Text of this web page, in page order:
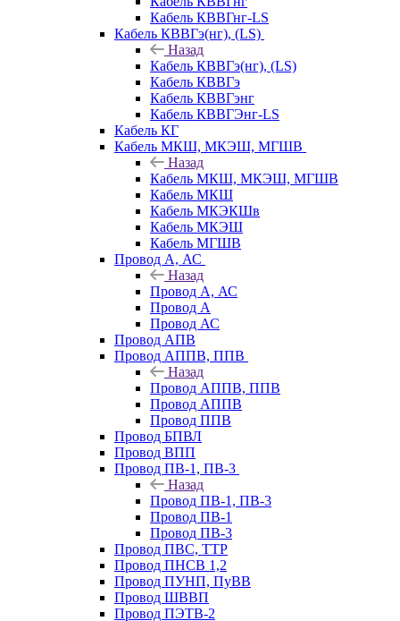
Кабель КВВГнг-LS
Кабель КВВГэ(нг), (LS)
Назад
Кабель КВВГэ(нг), (LS)
Кабель КВВГэ
Кабель КВВГэнг
Кабель КВВГЭнг-LS
Кабель КГ
Кабель МКШ, МКЭШ, МГШВ
Назад
Кабель МКШ, МКЭШ, МГШВ
Кабель МКШ
Кабель МКЭКШв
Кабель МКЭШ
Кабель МГШВ
Провод А, АС
Назад
Провод А, АС
Провод А
Провод АС
Провод АПВ
Провод АППВ, ППВ
Назад
Провод АППВ, ППВ
Провод АППВ
Провод ППВ
Провод БПВЛ
Провод ВПП
Провод ПВ-1, ПВ-3
Назад
Провод ПВ-1, ПВ-3
Провод ПВ-1
Провод ПВ-3
Провод ПВС, ТТР
Провод ПНСВ 1,2
Провод ПУНП, ПуВВ
Провод ШВВП
Провод ПЭТВ-2